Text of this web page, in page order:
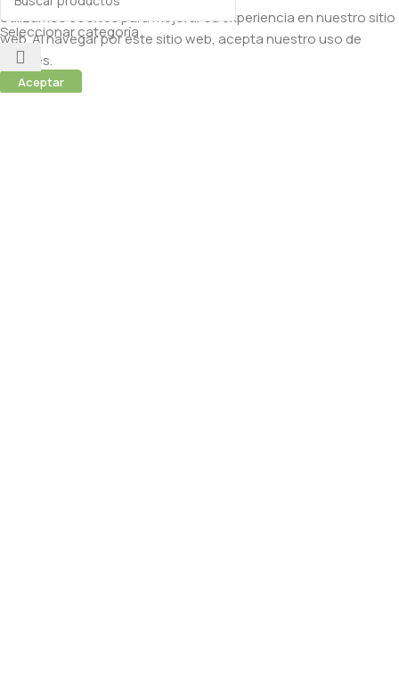
Seleccionar categoría
Utilizamos cookies para mejorar su experiencia en nuestro sitio
web. Al navegar por este sitio web, acepta nuestro uso de
cookies.
Aceptar